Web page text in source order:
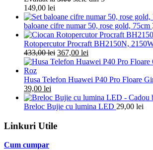
149,00 lei
baloane cifre numar 50, rose gold, 75cm
Rotopercutor Procraft BH2150N,
433,00lei 367,00 lei
Husa Telefon Huawei P40 Pro Floare
39,00 lei
Breloc Bujie cu lumina LED 29,00 lei
Linkuri Utile
Cum cumpar